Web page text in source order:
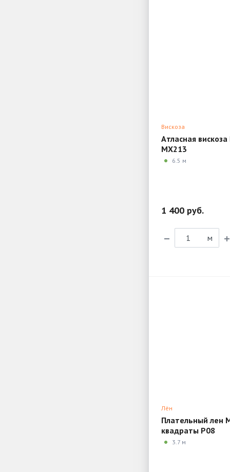
Вискоза
Атласная
MX213
6.5 м
1 400 руб.
м
Лён
Плательный лен
квадраты P08
3.7 м